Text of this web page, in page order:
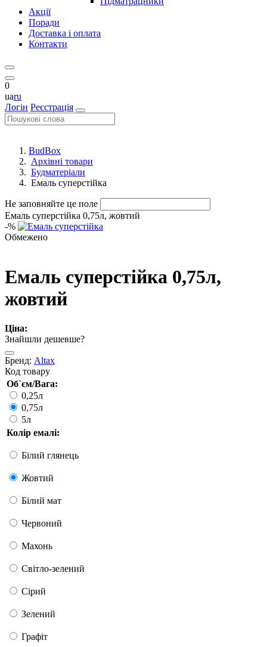
Акції
Поради
Доставка і оплата
Контакти
0
uaru
Логін Реєстрація
BudBox
Архівні товари
Будматеріали
Емаль суперстійка
Не заповняйте це поле
Емаль суперстійка 0,75л, жовтий
-%
Обмежено
Емаль суперстійка 0,75л,
жовтий
Ціна:
Знайшли дешевше?
Бренд: Altax
Код товару
Об`єм/Вага:
0,25л
0,75л
5л
Колір емалі:
Білий глянець
Жовтий
Білий мат
Червоний
Махонь
Світло-зелений
Сірий
Зелений
Графіт